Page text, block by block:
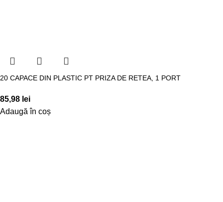
20 CAPACE DIN PLASTIC PT PRIZA DE RETEA, 1 PORT
85,98 lei
Adaugă în coș